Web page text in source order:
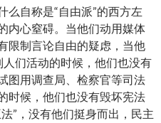
么自称是“自由派”的西方左
内心窒碍。当他们动用媒体
限制言论自由的疑虑，当他
们活动的时候，他们也没有
图用调查局、检察官等司法
时候，他们也没有毁坏宪法
”，没有他们挺身而出，民主